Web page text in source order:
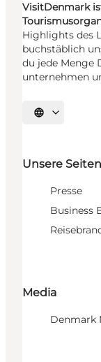
VisitDenmark
Highlights des
buchstäblich
du jede Menge
unternehmen
Sprache
Unsere Seiten
Presse
Business
Media
Denmark